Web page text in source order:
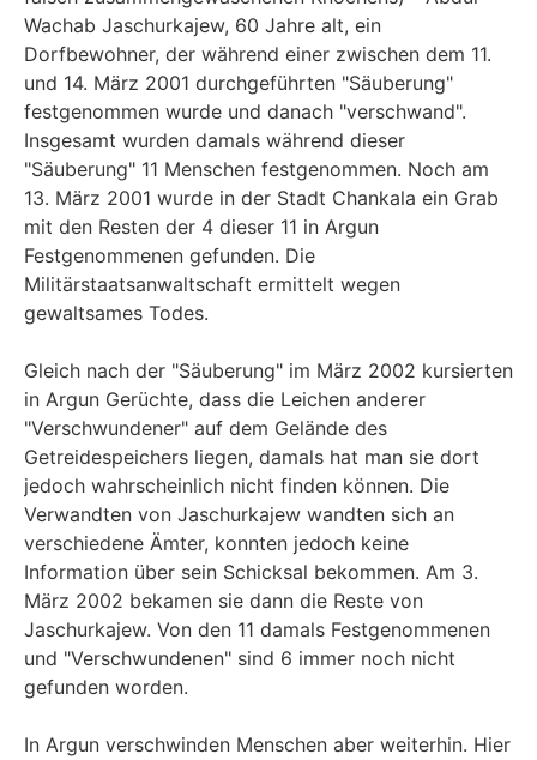
Wachab Jaschurkajew, 60 Jahre alt, ein
Dorfbewohner, der während einer zwischen dem 11.
und 14. März 2001 durchgeführten "Säuberung"
festgenommen wurde und danach "verschwand".
Insgesamt wurden damals während dieser
"Säuberung" 11 Menschen festgenommen. Noch am
13. März 2001 wurde in der Stadt Chankala ein Grab
mit den Resten der 4 dieser 11 in Argun
Festgenommenen gefunden. Die
Militärstaatsanwaltschaft ermittelt wegen
gewaltsames Todes.
Gleich nach der "Säuberung" im März 2002 kursierten
in Argun Gerüchte, dass die Leichen anderer
"Verschwundener" auf dem Gelände des
Getreidespeichers liegen, damals hat man sie dort
jedoch wahrscheinlich nicht finden können. Die
Verwandten von Jaschurkajew wandten sich an
verschiedene Ämter, konnten jedoch keine
Information über sein Schicksal bekommen. Am 3.
März 2002 bekamen sie dann die Reste von
Jaschurkajew. Von den 11 damals Festgenommenen
und "Verschwundenen" sind 6 immer noch nicht
gefunden worden.
In Argun verschwinden Menschen aber weiterhin. Hier